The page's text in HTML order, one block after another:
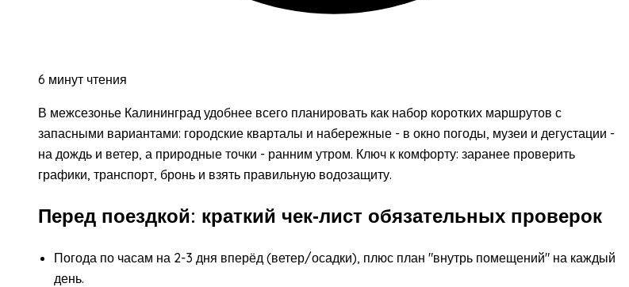
6 минут чтения
В межсезонье Калининград удобнее всего планировать как набор коротких маршрутов с
запасными вариантами: городские кварталы и набережные - в окно погоды, музеи и дегустации -
на дождь и ветер, а природные точки - ранним утром. Ключ к комфорту: заранее проверить
графики, транспорт, бронь и взять правильную водозащиту.
Перед поездкой: краткий чек‑лист обязательных проверок
Погода по часам на 2-3 дня вперёд (ветер/осадки), плюс план "внутрь помещений" на каждый
день.